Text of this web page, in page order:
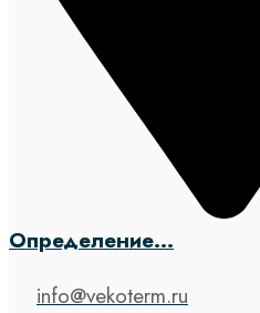
Определение...
info@vekoterm.ru